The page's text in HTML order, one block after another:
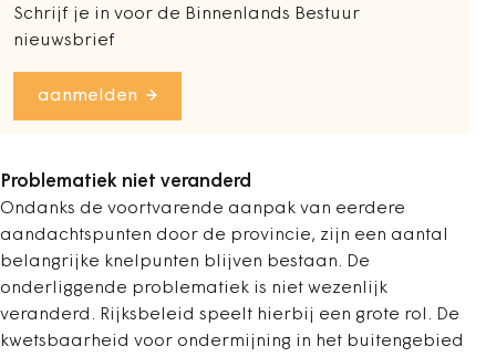
Schrijf je in voor de Binnenlands Bestuur
nieuwsbrief
aanmelden
Problematiek niet veranderd
Ondanks de voortvarende aanpak van eerdere
aandachtspunten door de provincie, zijn een aantal
belangrijke knelpunten blijven bestaan. De
onderliggende problematiek is niet wezenlijk
veranderd. Rijksbeleid speelt hierbij een grote rol. De
kwetsbaarheid voor ondermijning in het buitengebied